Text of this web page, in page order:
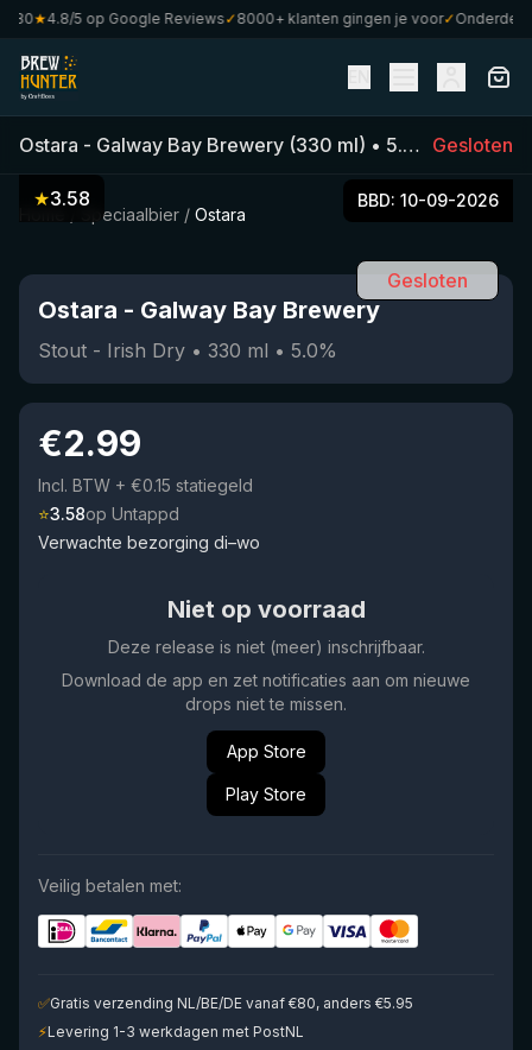
★4.8/5 op Google Reviews✓8000+ klanten gingen je voor✓Onderdeel
Ostara - Galway Bay Brewery (330 ml) • 5.0 %•Stout -
Gesloten
Speciaalbier / Ostara
★3.58 BBD: 10-09-2026
Gesloten
Ostara - Galway Bay Brewery
Stout - Irish Dry • 330 ml • 5.0%
€2.99
Incl. BTW + €0.15 statiegeld
⭐3.58op Untappd
Verwachte bezorging di–wo
Niet op voorraad
Deze release is niet (meer) inschrijfbaar.
Download de app en zet notificaties aan om nieuwe
drops niet te missen.
App Store
Play Store
Veilig betalen met:
✅Gratis verzending NL/BE/DE vanaf €80, anders €5.95
⚡Levering 1-3 werkdagen met PostNL